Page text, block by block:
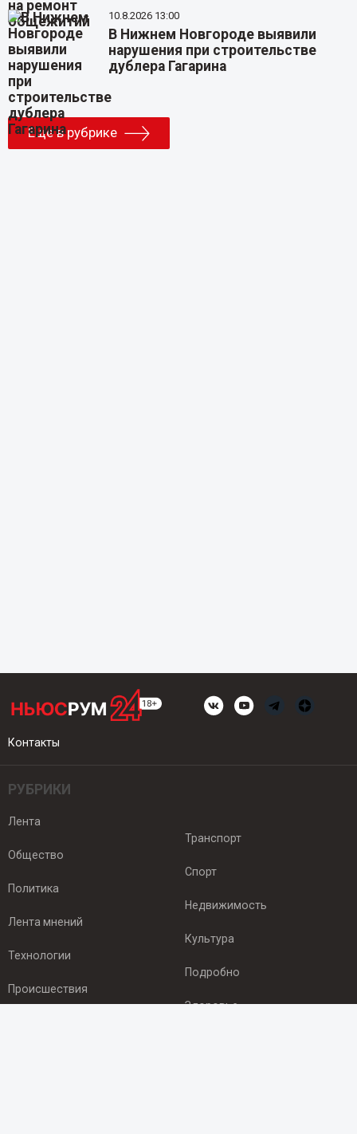
10.8.2026 13:00
В Нижнем Новгороде выявили
нарушения при строительстве
дублера Гагарина
Еще в рубрике
Контакты
РУБРИКИ
Лента
Общество
Политика
Лента мнений
Технологии
Происшествия
Транспорт
Спорт
Недвижимость
Культура
Подробно
Здоровье